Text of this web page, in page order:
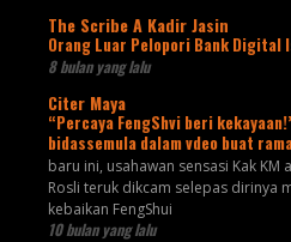
The Scribe A Kadir Jasin
Orang Luar Pelopori Bank Digital
8 bulan yang lalu
Citer Maya
“Percaya FengShvi beri
bidassemula dalam vdeo buat
baru ini, usahawan sensasi Kak KM
Rosli teruk dikcam selepas dirinya
kebaikan FengShui
10 bulan yang lalu